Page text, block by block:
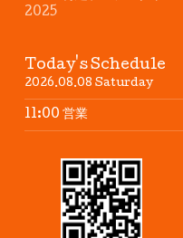
2025
Today's Schedule
2026.08.08 Saturday
11:00 営業